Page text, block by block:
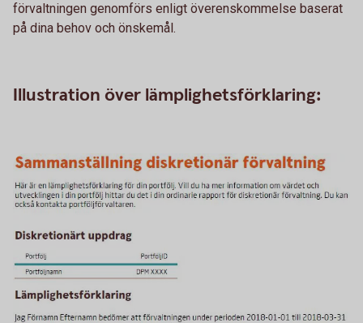
förvaltningen genomförs enligt överenskommelse baserat
på dina behov och önskemål.
Illustration över lämplighetsförklaring: